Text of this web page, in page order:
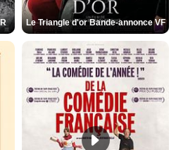
Le Triangle d'or Bande-annonce VF